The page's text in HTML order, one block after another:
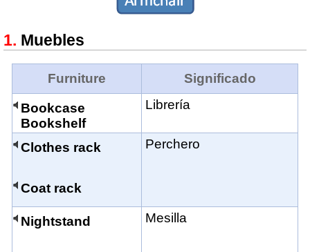
Muebles
Furniture Significado
Bookcase
Bookshelf
Librería
Clothes rack
Coat rack
Perchero
Nightstand Mesilla